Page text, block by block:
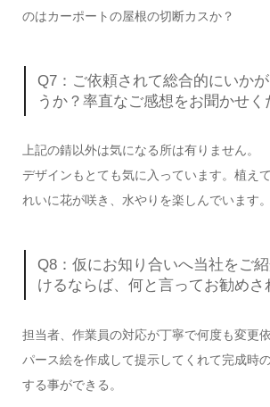
のはカーポートの屋根の切断カスか？
Q7：ご依頼されて総合的にいか
うか？率直なご感想をお聞かせく
上記の錆以外は気になる所は有りません。
デザインもとても気に入っています。植え
れいに花が咲き、水やりを楽しんでいます。
Q8：仮にお知り合いへ当社をご
けるならば、何と言ってお勧めさ
担当者、作業員の対応が丁寧で何度も変更
パース絵を作成して提示してくれて完成時
する事ができる。